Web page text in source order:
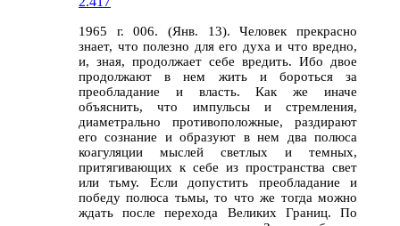
1965 г. 006. (Янв. 13). Человек прекрасно
знает, что полезно для его духа и что вредно,
и, зная, продолжает себе вредить. Ибо двое
продолжают в нем жить и бороться за
преобладание и власть. Как же иначе
объяснить, что импульсы и стремления,
диаметрально противоположные, раздирают
его сознание и образуют в нем два полюса
коагуляции мыслей светлых и темных,
притягивающих к себе из пространства свет
или тьму. Если допустить преобладание и
победу полюса тьмы, то что же тогда можно
ждать после перехода Великих Границ. По